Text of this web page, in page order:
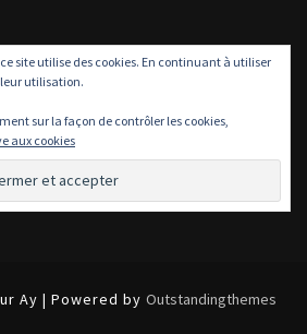
site utilise des cookies. En continuant à utiliser
leur utilisation.
sur la façon de contrôler les cookies,
aux cookies
Ay | Powered by Outstandingthemes